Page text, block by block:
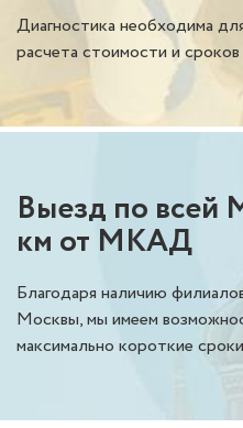
Диагностика необходима
расчета стоимости и сроков
Выезд по всей
км от МКАД
Благодаря наличию
Москвы, мы имеем
максимально короткие